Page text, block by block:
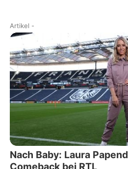
Artikel -
Nach Baby: Laura
Comeback bei RTL